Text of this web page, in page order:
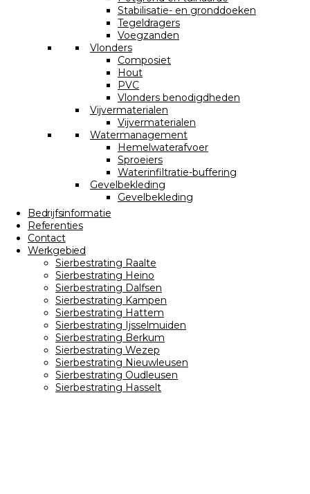
Stabilisatie- en gronddoeken
Tegeldragers
Voegzanden
Vlonders
Composiet
Hout
PVC
Vlonders benodigdheden
Vijvermaterialen
Vijvermaterialen
Watermanagement
Hemelwaterafvoer
Sproeiers
Waterinfiltratie-buffering
Gevelbekleding
Gevelbekleding
Bedrijfsinformatie
Referenties
Contact
Werkgebied
Sierbestrating Raalte
Sierbestrating Heino
Sierbestrating Dalfsen
Sierbestrating Kampen
Sierbestrating Hattem
Sierbestrating Ijsselmuiden
Sierbestrating Berkum
Sierbestrating Wezep
Sierbestrating Nieuwleusen
Sierbestrating Oudleusen
Sierbestrating Hasselt